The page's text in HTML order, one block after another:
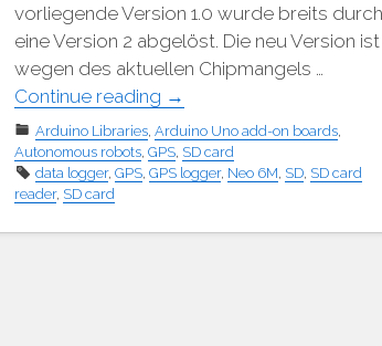
vorliegende Version 1.0 wurde breits
eine Version 2 abgelöst. Die neu Version ist
wegen des aktuellen Chipmangels …
Continue reading "NEO-
6M
GPS
Logger
V1.0"
→
Arduino Libraries,Arduino Uno add-on boards,
Autonomous robots,GPS, SD card
data logger,GPS,GPS logger, Neo 6M, SD, SD card
reader, SD card